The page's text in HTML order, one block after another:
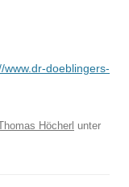
www.dr-doeblingers-
Höcherl unter